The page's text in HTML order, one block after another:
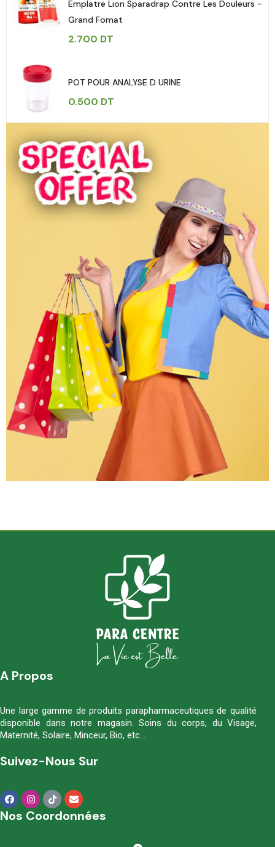
Emplatre Lion Sparadrap Contre Les Douleurs -
Grand Fomat
2.700 DT
POT POUR ANALYSE D URINE
0.500 DT
A Propos
Une large gamme de produits parapharmaceutiques de qualité
disponible dans notre magasin. Soins du corps, du Visage,
Maternité, Solaire, Minceur, Bio, etc…
Suivez-Nous Sur
Nos Coordonnées